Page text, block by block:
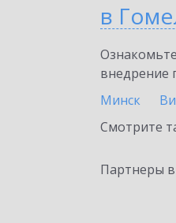
в
внедрение
Минск
Смотрите
Партнеры